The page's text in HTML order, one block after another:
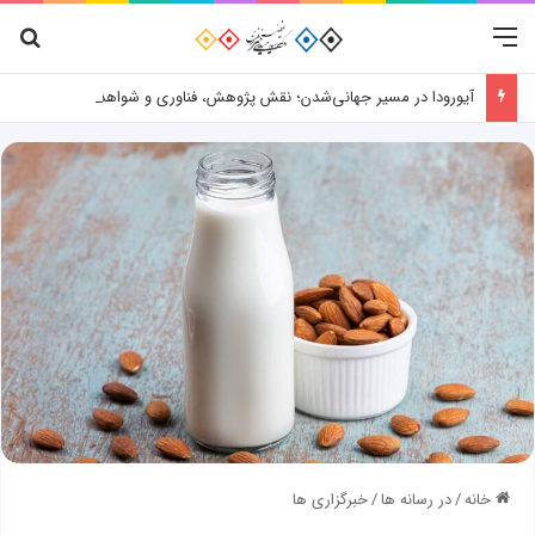
منو
آیورودا در مسیر جهانی‌شدن؛ نقش پژوهش، فناوری و شواهد علمی
خانه/در رسانه ها/خبرگزاری ها